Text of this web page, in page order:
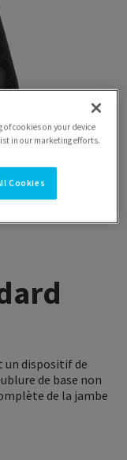
un dispositif de
de base non
de la jambe
of cookies on your device
in our marketing efforts.
Cookies